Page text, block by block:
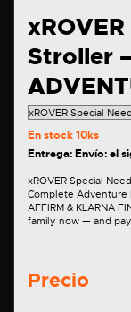
Stroller
En stock10ks
Entrega: Envío: el
xROVER Special Needs
Complete Adventure Package. OWN YOUR
AFFIRM & KLARNA FINANCING Bring freedom
family now — and
Precio